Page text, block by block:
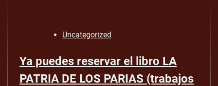
Uncategorized
Ya puedes reservar el libro LA
PATRIA DE LOS PARIAS (trabajos